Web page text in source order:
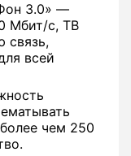
3.0» —
Мбит/с, ТВ
связь,
всей
чем 250